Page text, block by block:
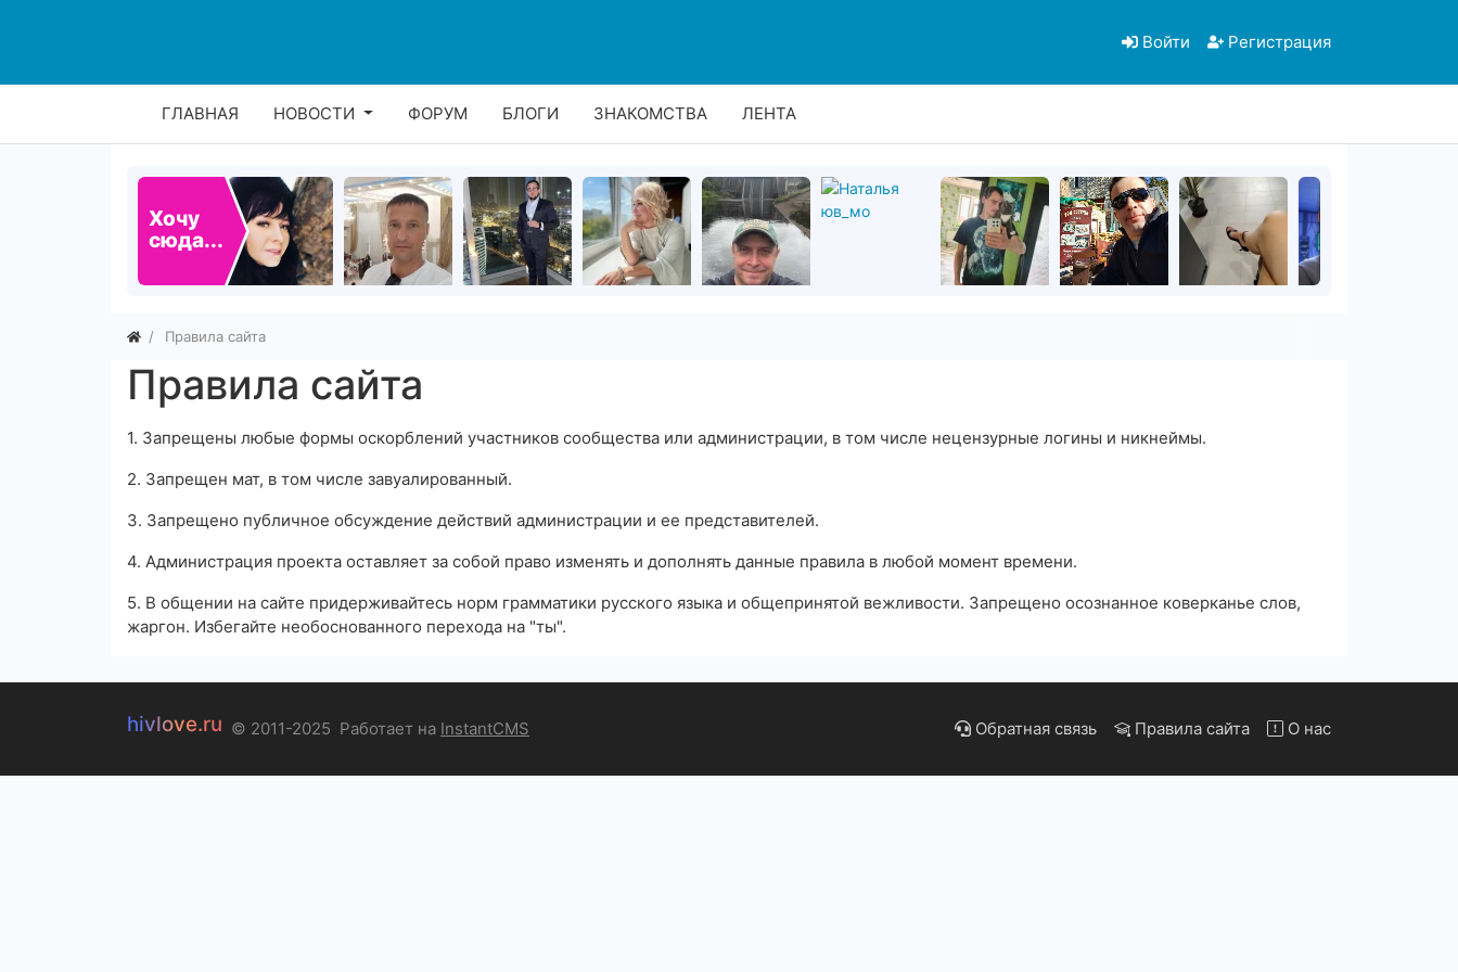
Войти Регистрация
ГЛАВНАЯ НОВОСТИ ФОРУМ БЛОГИ ЗНАКОМСТВА ЛЕНТА
Хочу
сюда...
Правила сайта
Правила сайта
1. Запрещены любые формы оскорблений участников сообщества или администрации, в том числе нецензурные логины и никнеймы.
2. Запрещен мат, в том числе завуалированный.
3. Запрещено публичное обсуждение действий администрации и ее представителей.
4. Администрация проекта оставляет за собой право изменять и дополнять данные правила в любой момент времени.
5. В общении на сайте придерживайтесь норм грамматики русского языка и общепринятой вежливости. Запрещено осознанное коверканье слов,
жаргон. Избегайте необоснованного перехода на "ты".
hivlove.ru © 2011-2025 Работает на InstantCMS Обратная связь Правила сайта О нас